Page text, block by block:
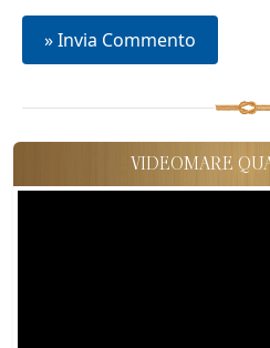
VIDEOMARE